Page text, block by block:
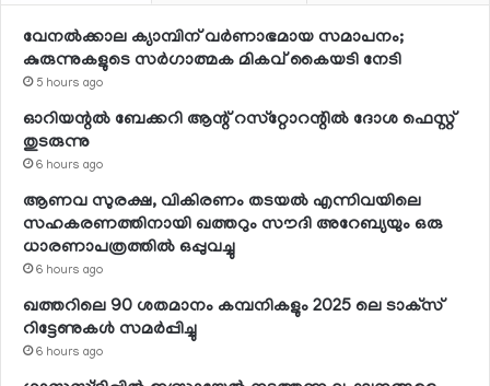
വേനല്‍ക്കാല ക്യാമ്പിന് വര്‍ണാഭമായ സമാപനം;
കുരുന്നുകളുടെ സര്‍ഗാത്മക മികവ് കൈയടി നേടി
5 hours ago
ഓറിയന്റല്‍ ബേക്കറി ആന്റ് റസ്‌റ്റോറന്റില്‍ ദോശ ഫെസ്റ്റ്
തുടരുന്നു
6 hours ago
ആണവ സുരക്ഷ, വികിരണം തടയല്‍ എന്നിവയിലെ
സഹകരണത്തിനായി ഖത്തറും സൗദി അറേബ്യയും ഒരു
ധാരണാപത്രത്തില്‍ ഒപ്പുവച്ചു
6 hours ago
ഖത്തറിലെ 90 ശതമാനം കമ്പനികളും 2025 ലെ ടാക്‌സ്
റിട്ടേണുകള്‍ സമര്‍പ്പിച്ചു
6 hours ago